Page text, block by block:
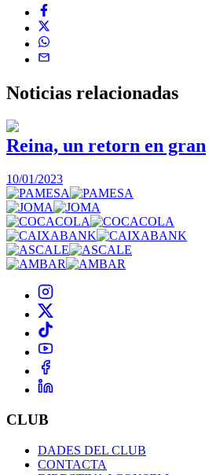
Noticias relacionadas
Reina, un retorn en gran
10/01/2023
CLUB
DADES DEL CLUB
CONTACTA